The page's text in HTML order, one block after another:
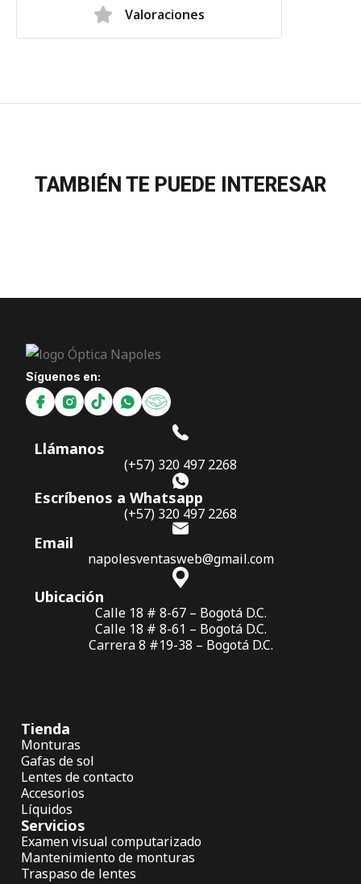
Valoraciones
TAMBIÉN TE PUEDE INTERESAR
Síguenos en:
Llámanos
(+57) 320 497 2268
Escríbenos a Whatsapp
(+57) 320 497 2268
Email
napolesventasweb@gmail.com
Ubicación
Calle 18 # 8-67 – Bogotá D.C.
Calle 18 # 8-61 – Bogotá D.C.
Carrera 8 #19-38 – Bogotá D.C.
Tienda
Monturas
Gafas de sol
Lentes de contacto
Accesorios
Líquidos
Servicios
Examen visual computarizado
Mantenimiento de monturas
Traspaso de lentes